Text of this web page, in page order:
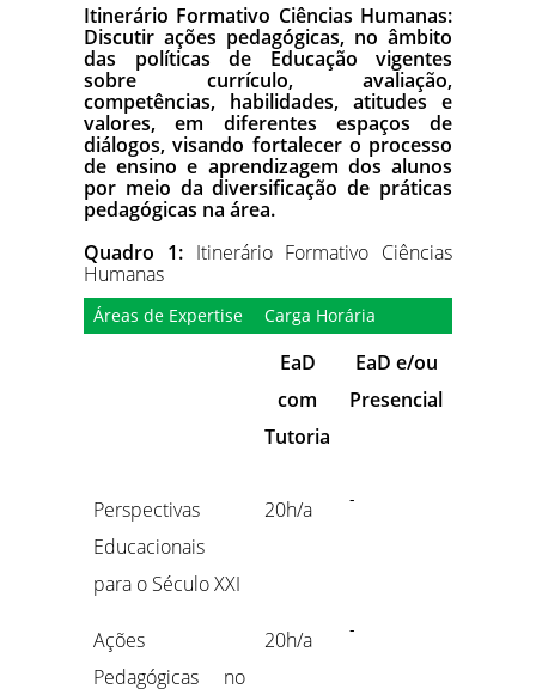
Itinerário Formativo Ciências Humanas:
Discutir ações pedagógicas, no âmbito
das políticas de Educação vigentes
sobre currículo, avaliação,
competências, habilidades, atitudes e
valores, em diferentes espaços de
diálogos, visando fortalecer o processo
de ensino e aprendizagem dos alunos
por meio da diversificação de práticas
pedagógicas na área.
Quadro 1:Itinerário Formativo Ciências
Humanas
Áreas de Expertise Carga Horária
EaD
com
Tutoria
EaD e/ou
Presencial
Perspectivas
Educacionais
para o Século XXI
20h/a -
Ações
Pedagógicas no
20h/a -